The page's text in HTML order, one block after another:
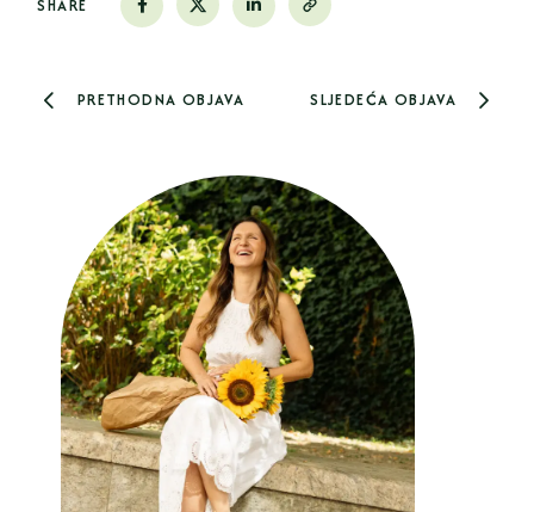
SHARE
PRETHODNA OBJAVA SLJEDEĆA OBJAVA